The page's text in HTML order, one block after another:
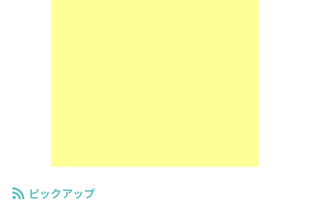
ピックアップ